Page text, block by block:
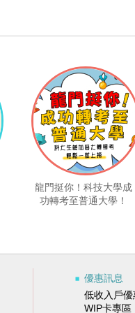
龍門挺你！科技大學成
功轉考至普通大學！
優惠訊息
低收入戶優
WIP卡專區